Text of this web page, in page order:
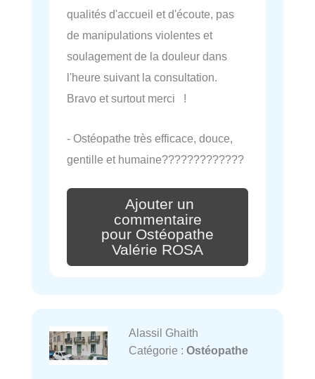
qualités d'accueil et d'écoute, pas
de manipulations violentes et
soulagement de la douleur dans
l'heure suivant la consultation.
Bravo et surtout merci !
- Ostéopathe très efficace, douce,
gentille et humaine?????????????
Ajouter un
commentaire
pour Ostéopathe
Valérie ROSA
Alassil Ghaith
Catégorie : Ostéopathe